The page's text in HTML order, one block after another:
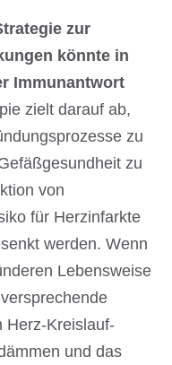
zur
könnte in
Immunantwort
zielt darauf ab,
zu
zu
von
für Herzinfarkte
werden. Wenn
Lebensweise
Herz-Kreislauf-
und das